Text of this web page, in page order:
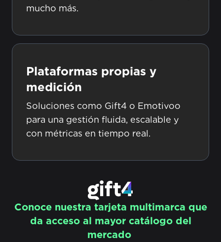
mucho más.
Plataformas propias y
medición
Soluciones como Gift4 o Emotivoo
para una gestión fluida, escalable y
con métricas en tiempo real.
Conoce nuestra tarjeta multimarca que
da acceso al mayor catálogo del
mercado ​